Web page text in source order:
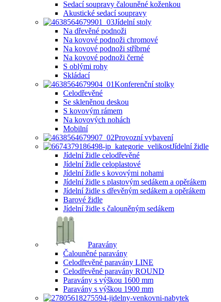
Sedací soupravy čalouněné koženkou
Akustické sedací soupravy
Jídelní stoly
Na dřevěné podnoži
Na kovové podnoži chromové
Na kovové podnoži stříbrné
Na kovové podnoži černé
S oblými rohy
Skládací
Konferenční stolky
Celodřevěné
Se skleněnou deskou
S kovovým rámem
Na kovových nohách
Mobilní
Provozní vybavení
Jídelní židle
Jídelní židle celodřevěné
Jídelní židle celoplastové
Jídelní židle s kovovými nohami
Jídelní židle s plastovým sedákem a opěrákem
Jídelní židle s dřevěným sedákem a opěrákem
Barové židle
Jídelní židle s čalouněným sedákem
Paravány
Čalouněné paravány
Celodřevěné paravány LINE
Celodřevěné paravány ROUND
Paravány s výškou 1600 mm
Paravány s výškou 1900 mm